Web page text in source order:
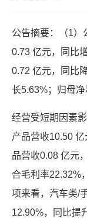
公告摘要：（1）
0.73 亿元，同比
0.72 亿元，同比
长5.63%；归母
经营受短期因素
产品营收10.50
品营收0.08 亿元
合毛利率22.32%
项来看，汽车类/
12.90%，同比提